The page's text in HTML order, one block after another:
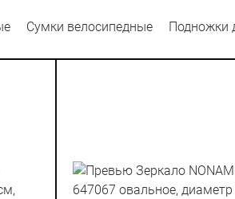
Сумки велосипедные Подножки